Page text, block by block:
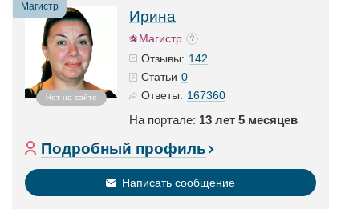
Магистр
Нет на сайте
Ирина
Магистр
Отзывы: 142
Статьи 0
Ответы: 167360
На портале: 13 лет 5 месяцев
Подробный профиль
Написать сообщение